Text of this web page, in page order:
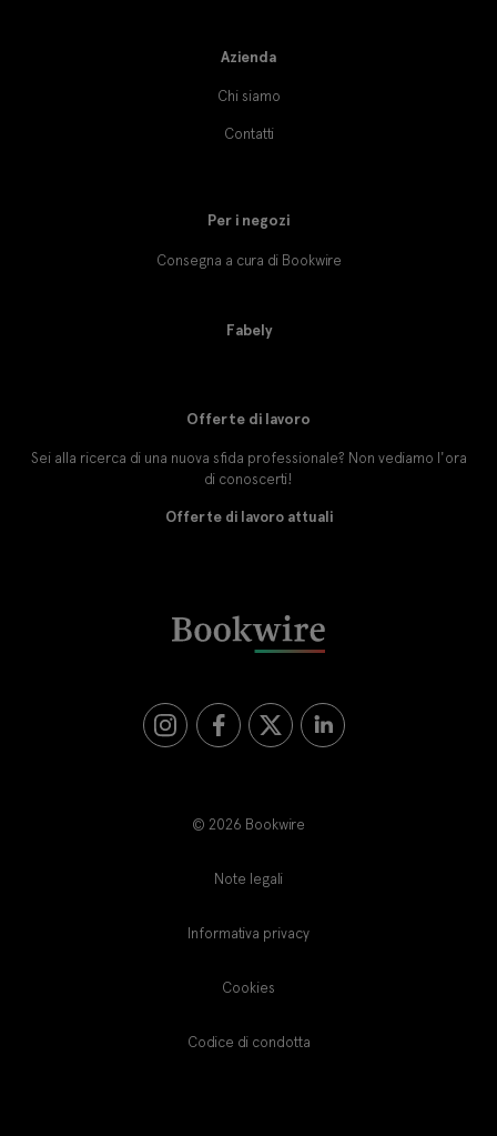
Azienda
Chi siamo
Contatti
Per i negozi
Consegna a cura di Bookwire
Fabely
Offerte di lavoro
Sei alla ricerca di una nuova sfida professionale? Non vediamo l'ora
di conoscerti!
Offerte di lavoro attuali
© 2026 Bookwire
Note legali
Informativa privacy
Cookies
Codice di condotta